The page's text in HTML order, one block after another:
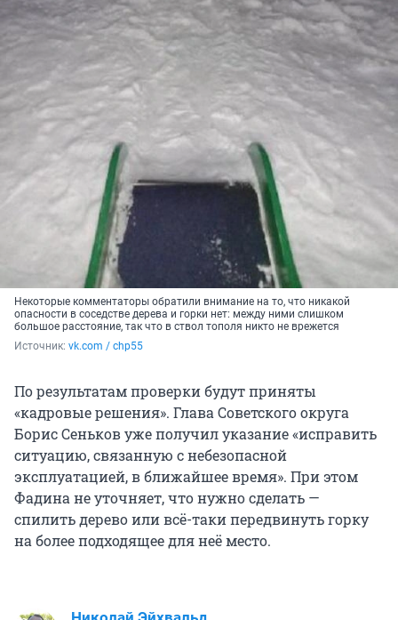
Некоторые комментаторы обратили внимание на то, что никакой
опасности в соседстве дерева и горки нет: между ними слишком
большое расстояние, так что в ствол тополя никто не врежется
Источник: vk.com / chp55
По результатам проверки будут приняты
«кадровые решения». Глава Советского округа
Борис Сеньков уже получил указание «исправить
ситуацию, связанную с небезопасной
эксплуатацией, в ближайшее время». При этом
Фадина не уточняет, что нужно сделать —
спилить дерево или всё-таки передвинуть горку
на более подходящее для неё место.